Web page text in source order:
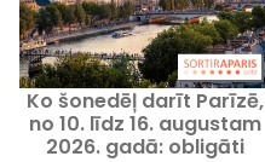
Ko šonedēļ darīt Parīzē,
no 10. līdz 16. augustam
2026. gadā: obligāti